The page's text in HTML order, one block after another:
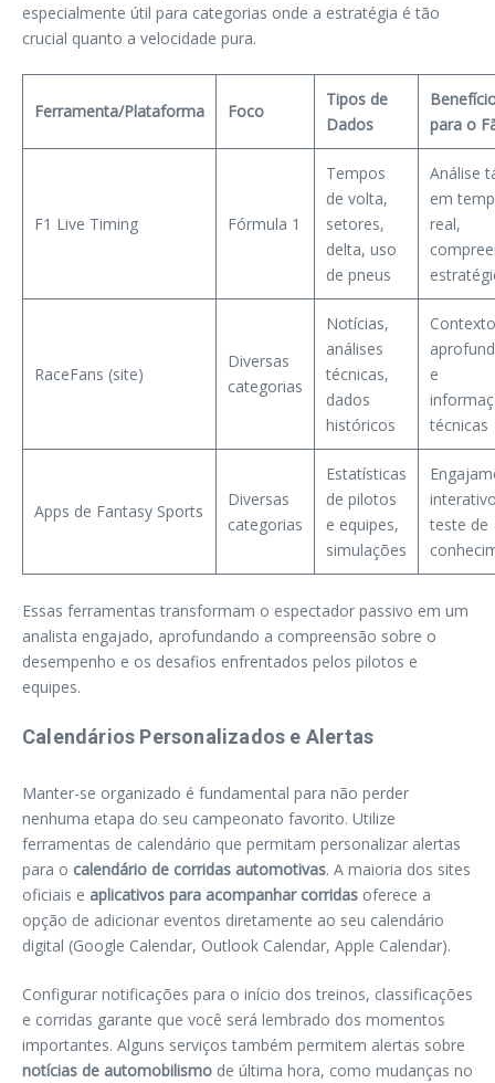
especialmente útil para categorias onde a estratégia é tão
crucial quanto a velocidade pura.
Ferramenta/Plataforma Foco
Tipos de
Dados
para o
F1 Live Timing Fórmula 1
Tempos
de volta,
setores,
delta, uso
de pneus
Análise
em
real,
RaceFans (site)
Diversas
categorias
Notícias,
análises
técnicas,
dados
históricos
Contexto
e
técnicas
Apps de Fantasy Sports
Diversas
categorias
Estatísticas
de pilotos
e equipes,
simulações
teste de
Essas ferramentas transformam o espectador passivo em um
analista engajado, aprofundando a compreensão sobre o
desempenho e os desafios enfrentados pelos pilotos e
equipes.
Calendários Personalizados e Alertas
Manter-se organizado é fundamental para não perder
nenhuma etapa do seu campeonato favorito. Utilize
ferramentas de calendário que permitam personalizar alertas
para o calendário de corridas automotivas. A maioria dos sites
oficiais e aplicativos para acompanhar corridas oferece a
opção de adicionar eventos diretamente ao seu calendário
digital (Google Calendar, Outlook Calendar, Apple Calendar).
Configurar notificações para o início dos treinos, classificações
e corridas garante que você será lembrado dos momentos
importantes. Alguns serviços também permitem alertas sobre
notícias de automobilismo de última hora, como mudanças no